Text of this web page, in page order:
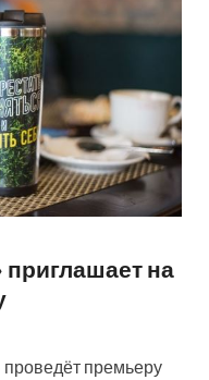
на
проведёт премьеру